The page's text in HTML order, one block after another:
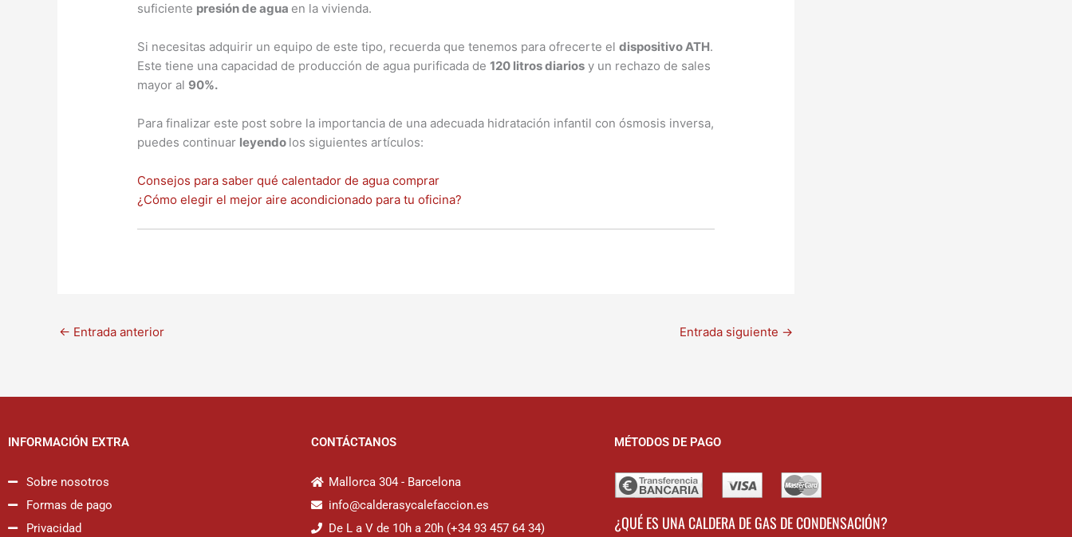
suficiente presión de agua en la vivienda.
Si necesitas adquirir un equipo de este tipo, recuerda que tenemos para ofrecerte eldispositivo ATH.
Este tiene una capacidad de producción de agua purificada de120 litros diarios y un rechazo de sales
mayor al90%.
Para finalizar este post sobre la importancia de una adecuada hidratación infantil con ósmosis inversa,
puedes continuar leyendo los siguientes artículos:
Consejos para saber qué calentador de agua comprar
¿Cómo elegir el mejor aire acondicionado para tu oficina?
← Entrada anterior Entrada siguiente →
INFORMACIÓN EXTRA
Sobre nosotros
Formas de pago
Privacidad
CONTÁCTANOS
Mallorca 304 - Barcelona
info@calderasycalefaccion.es
De L a V de 10h a 20h (+34 93 457 64 34)
MÉTODOS DE PAGO
¿QUÉ ES UNA CALDERA DE GAS DE CONDENSACIÓN?